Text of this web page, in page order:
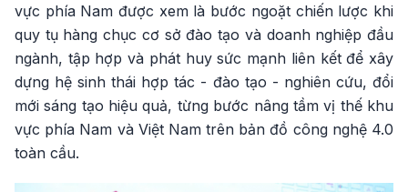
vực phía Nam được xem là bước ngoặt chiến lược khi
quy tụ hàng chục cơ sở đào tạo và doanh nghiệp đầu
ngành, tập hợp và phát huy sức mạnh liên kết để xây
dựng hệ sinh thái hợp tác - đào tạo - nghiên cứu, đổi
mới sáng tạo hiệu quả, từng bước nâng tầm vị thế khu
vực phía Nam và Việt Nam trên bản đồ công nghệ 4.0
toàn cầu.